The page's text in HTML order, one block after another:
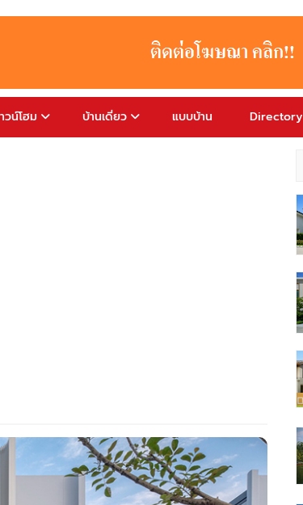
วน์โฮม บ้านเดี่ยว แบบบ้าน Directory